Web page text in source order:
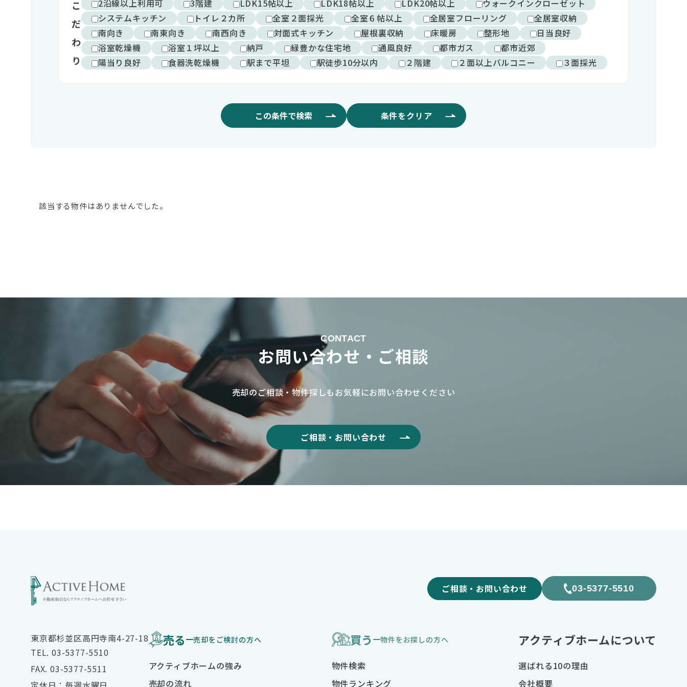
こ
だ
わ
り
2沿線以上利用可 3階建 LDK15帖以上 LDK18帖以上 LDK20帖以上
ウォークインクローゼット
システムキッチン
トイレ２カ所 全室２面採光 全室６帖以上 全居室フローリング
全居室収納
南向き
南東向き 南西向き 対面式キッチン 屋根裏収納 床暖房 整形地
日当良好
浴室乾燥機
浴室１坪以上 納戸 緑豊かな住宅地 通風良好 都市ガス
都市近郊
陽当り良好
食器洗乾燥機 駅まで平坦 駅徒歩10分以内 ２階建 ２面以上バルコニー ３面採光
この条件で検索 条件をクリア
該当する物件はありませんでした。
CONTACT
お問い合わせ・ご相談
売却のご相談・物件探しもお気軽にお問い合わせください
ご相談・お問い合わせ
東京都杉並区高円寺南4-27-18
TEL. 03-5377-5510
FAX. 03-5377-5511
ご相談・お問い合わせ 03-5377-5510
売る 売却をご検討の方へ
アクティブホームの強み
売却の流れ
買う 物件をお探しの方へ
物件検索
物件ランキング
アクティブホームについて
選ばれる10の理由
会社概要